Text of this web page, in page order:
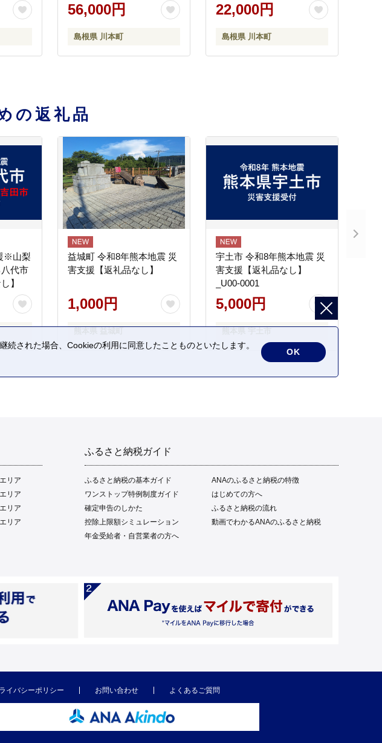
56,000円
島根県 川本町
22,000円
島根県 川本町
の返礼品
※山梨
代市
】
益城町 令和8年熊本地震 災
害支援【返礼品なし】
1,000円
宇土市 令和8年熊本地震 災
害支援【返礼品なし】
_U00-0001
5,000円
リア
リア
リア
リア
ふるさと納税ガイド
ふるさと納税の基本ガイド
ANAのふるさと納税の特徴
ワンストップ特例制度ガイド
はじめての方へ
確定申告のしかた
ふるさと納税の流れ
控除上限額シミュレーション
動画でわかるANAのふるさと納税
年金受給者・自営業者の方へ
イバシーポリシー お問い合わせ よくあるご質問
された場合、Cookieの利用に同意したことものといたします。
OK